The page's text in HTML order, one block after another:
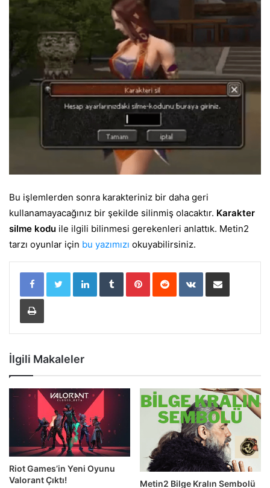
Bu işlemlerden sonra karakteriniz bir daha geri
kullanamayacağınız bir şekilde silinmiş olacaktır. Karakter
silme kodu ile ilgili bilinmesi gerekenleri anlattık. Metin2
tarzı oyunlar için bu yazımızı okuyabilirsiniz.
LinkedInTumblrPinterestReddit VKontakteE-Posta ile paylaş
Yazdır
İlgili Makaleler
Riot Games’in Yeni Oyunu
Valorant Çıktı!
Metin2 Bilge Kralın Sembolü